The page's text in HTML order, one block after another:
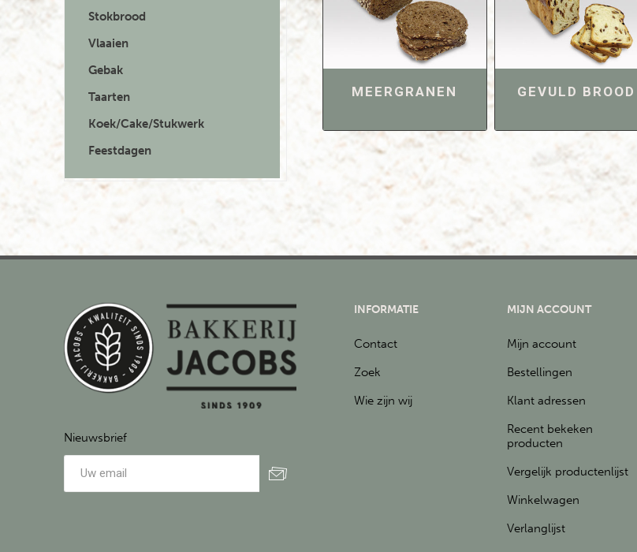
MEERGRANEN GEVULD BROOD
Stokbrood
Vlaaien
Gebak
Taarten
Koek/Cake/Stukwerk
Feestdagen
Nieuwsbrief
INFORMATIE
Contact
Zoek
Wie zijn wij
MIJN ACCOUNT
Mijn account
Bestellingen
Klant adressen
Recent bekeken
producten
Vergelijk productenlijst
Winkelwagen
Verlanglijst